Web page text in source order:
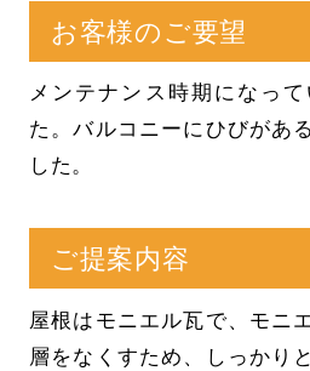
お客様のご要望
メンテナンス時期になっ
た。バルコニーにひびがあ
した。
ご提案内容
屋根はモニエル瓦で、モニ
層をなくすため、しっかり